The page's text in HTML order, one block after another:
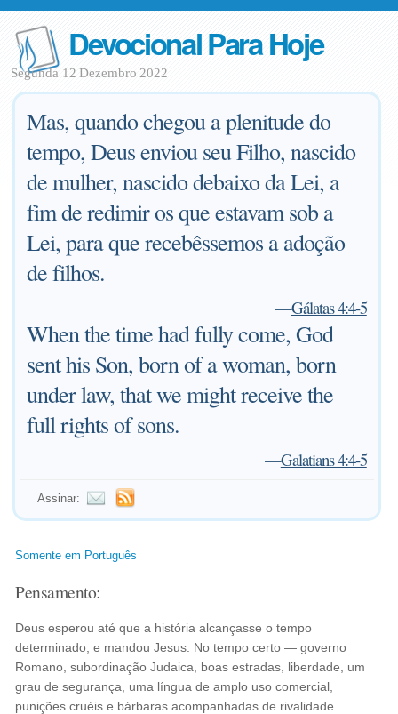
Devocional Para Hoje
Segunda 12 Dezembro 2022
Mas, quando chegou a plenitude do
tempo, Deus enviou seu Filho, nascido
de mulher, nascido debaixo da Lei, a
fim de redimir os que estavam sob a
Lei, para que recebêssemos a adoção
de filhos.
—Gálatas 4:4-5
When the time had fully come, God
sent his Son, born of a woman, born
under law, that we might receive the
full rights of sons.
—Galatians 4:4-5
Assinar:
Somente em Português
Pensamento:
Deus esperou até que a história alcançasse o tempo
determinado, e mandou Jesus. No tempo certo — governo
Romano, subordinação Judaica, boas estradas, liberdade, um
grau de segurança, uma língua de amplo uso comercial,
punições cruéis e bárbaras acompanhadas de rivalidade